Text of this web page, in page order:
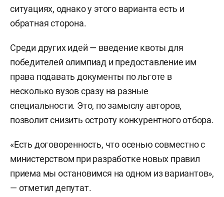
ситуациях, однако у этого варианта есть и
обратная сторона.
Среди других идей — введение квоты для
победителей олимпиад и предоставление им
права подавать документы по льготе в
несколько вузов сразу на разные
специальности. Это, по замыслу авторов,
позволит снизить остроту конкурентного отбора.
«Есть договоренность, что осенью совместно с
министерством при разработке новых правил
приема мы остановимся на одном из вариантов»,
— отметил депутат.